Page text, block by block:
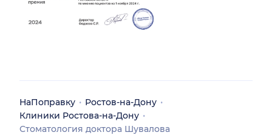
НаПоправку
Ростов-на-Дону
Клиники Ростова-на-Дону
Стоматология доктора Шувалова